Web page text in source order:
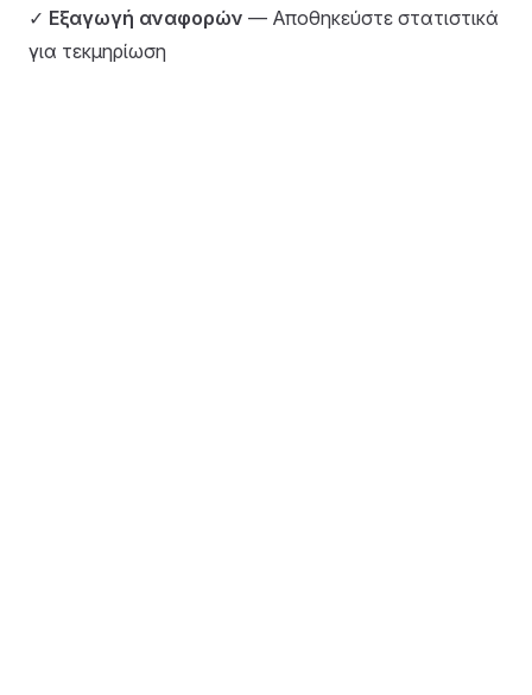
✓ Εξαγωγή αναφορών — Αποθηκεύστε στατιστικά
για τεκμηρίωση